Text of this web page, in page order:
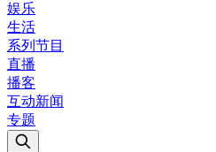
娱乐
生活
系列节目
直播
播客
互动新闻
专题